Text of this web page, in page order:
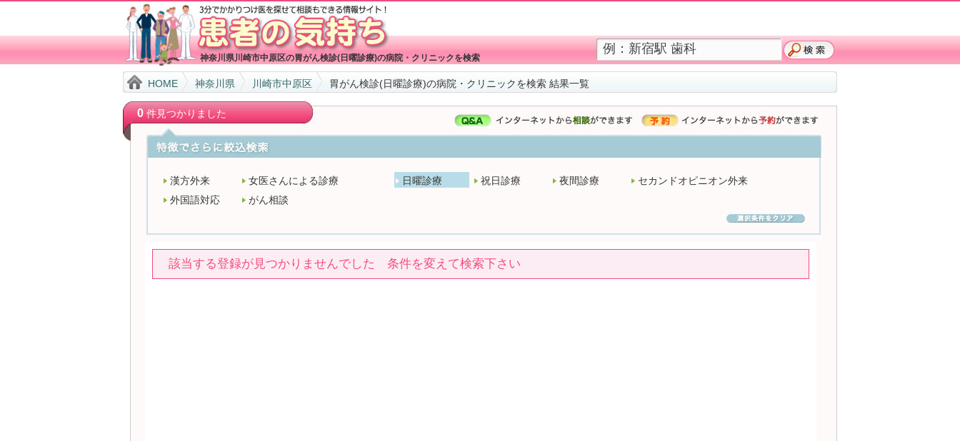
神奈川県川崎市中原区の胃がん検診(日曜診療)の病院・クリニックを検索
HOME 神奈川県 川崎市中原区 胃がん検診(日曜診療)の病院・クリニックを検索 結果一覧
0件見つかりました
漢方外来 女医さんによる診療 日曜診療 祝日診療 夜間診療
セカンドオピニオン外来
外国語対応
がん相談
該当する登録が見つかりませんでした 条件を変えて検索下さい